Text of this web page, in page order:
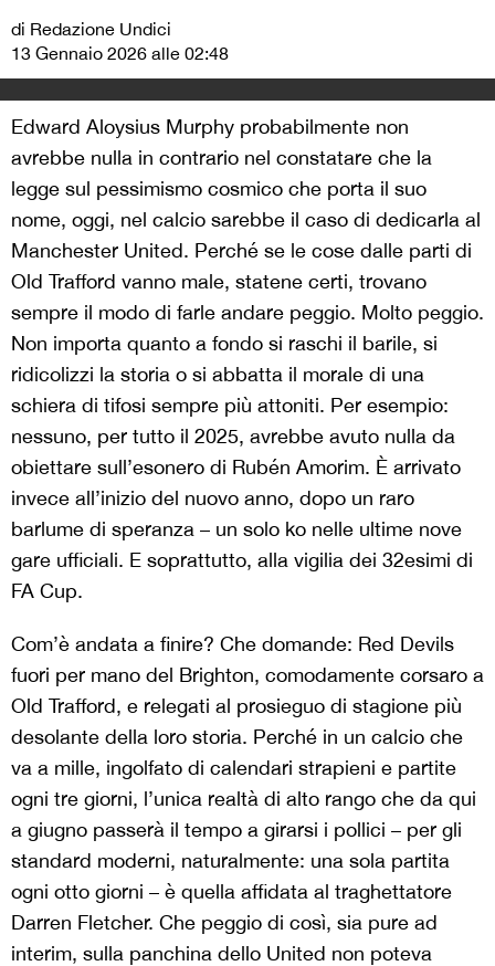
di Redazione Undici
13 Gennaio 2026 alle 02:48
Edward Aloysius Murphy probabilmente non
avrebbe nulla in contrario nel constatare che la
legge sul pessimismo cosmico che porta il suo
nome, oggi, nel calcio sarebbe il caso di dedicarla al
Manchester United. Perché se le cose dalle parti di
Old Trafford vanno male, statene certi, trovano
sempre il modo di farle andare peggio. Molto peggio.
Non importa quanto a fondo si raschi il barile, si
ridicolizzi la storia o si abbatta il morale di una
schiera di tifosi sempre più attoniti. Per esempio:
nessuno, per tutto il 2025, avrebbe avuto nulla da
obiettare sull’esonero di Rubén Amorim. È arrivato
invece all’inizio del nuovo anno, dopo un raro
barlume di speranza – un solo ko nelle ultime nove
gare ufficiali. E soprattutto, alla vigilia dei 32esimi di
FA Cup.
Com’è andata a finire? Che domande: Red Devils
fuori per mano del Brighton, comodamente corsaro a
Old Trafford, e relegati al prosieguo di stagione più
desolante della loro storia. Perché in un calcio che
va a mille, ingolfato di calendari strapieni e partite
ogni tre giorni, l’unica realtà di alto rango che da qui
a giugno passerà il tempo a girarsi i pollici – per gli
standard moderni, naturalmente: una sola partita
ogni otto giorni – è quella affidata al traghettatore
Darren Fletcher. Che peggio di così, sia pure ad
interim, sulla panchina dello United non poteva